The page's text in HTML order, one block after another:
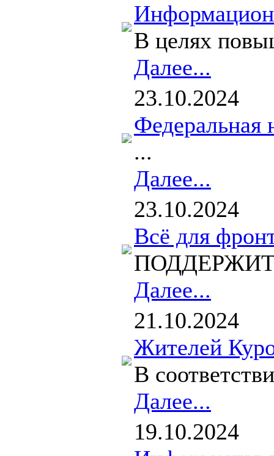
В целях
Далее...
23.10.2024
Федеральная
...
Далее...
23.10.2024
Всё для
Далее...
21.10.2024
Жителей
В
Далее...
19.10.2024